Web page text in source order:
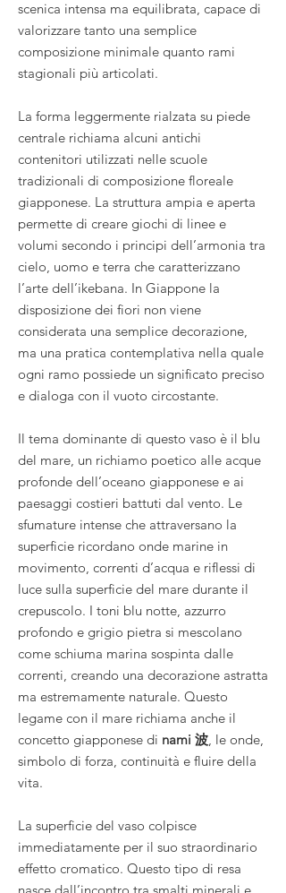
scenica intensa ma equilibrata, capace di
valorizzare tanto una semplice
composizione minimale quanto rami
stagionali più articolati.
La forma leggermente rialzata su piede
centrale richiama alcuni antichi
contenitori utilizzati nelle scuole
tradizionali di composizione floreale
giapponese. La struttura ampia e aperta
permette di creare giochi di linee e
volumi secondo i principi dell’armonia tra
cielo, uomo e terra che caratterizzano
l’arte dell’ikebana. In Giappone la
disposizione dei fiori non viene
considerata una semplice decorazione,
ma una pratica contemplativa nella quale
ogni ramo possiede un significato preciso
e dialoga con il vuoto circostante.
Il tema dominante di questo vaso è il blu
del mare, un richiamo poetico alle acque
profonde dell’oceano giapponese e ai
paesaggi costieri battuti dal vento. Le
sfumature intense che attraversano la
superficie ricordano onde marine in
movimento, correnti d’acqua e riflessi di
luce sulla superficie del mare durante il
crepuscolo. I toni blu notte, azzurro
profondo e grigio pietra si mescolano
come schiuma marina sospinta dalle
correnti, creando una decorazione astratta
ma estremamente naturale. Questo
legame con il mare richiama anche il
concetto giapponese di nami 波, le onde,
simbolo di forza, continuità e fluire della
vita.
La superficie del vaso colpisce
immediatamente per il suo straordinario
effetto cromatico. Questo tipo di resa